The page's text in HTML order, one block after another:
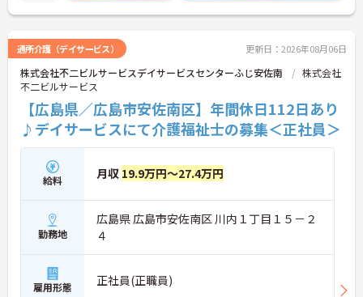
通所介護（デイサービス） 更新日：2026年08月06日
株式会社不二ビルサービスデイサービスセンターふじ安佐南
株式会社
不二ビルサービス
【広島県／広島市安佐南区】年間休日112日あり
♪デイサービスにて介護福祉士の募集＜正社員＞
給料 月収 19.9万円～27.4万円
勤務地
広島県 広島市安佐南区 川内１丁目１５－２
４
雇用形態 正社員(正職員)